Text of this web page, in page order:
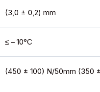
(3,0 ± 0,2) mm
≤ – 10°C
(450 ± 100) N/50mm (350